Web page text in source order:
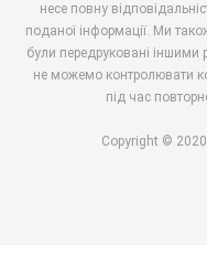
несе повну
поданої інформації. Ми
були передруковані
не можемо контролювати
під час
Copyright ©